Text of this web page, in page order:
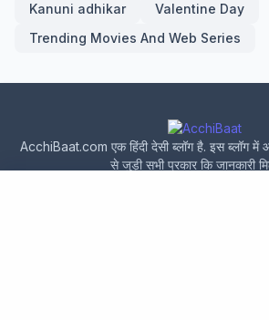
Kanuni adhikar
Valentine Day
Trending Movies And Web Series
AcchiBaat.com एक हिंदी देसी ब्लॉग है. इस ब्लॉग में
से जुड़ी सभी प्रकार कि जानकारी